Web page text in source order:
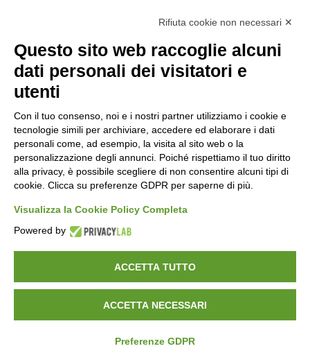
Per L’urbanistica Moderna
Muri Di Contenimento
Pignatte In Cemento
Accessori
Certificazioni
Molinaro Manufattipunta sulla qualità certificata,
con importanti attestazioni che garantiscono
prodotti e servizi all’avanguardia nel settore del
Rifiuta cookie non necessari ✕
Questo sito web raccoglie alcuni
dati personali dei visitatori e
utenti
Con il tuo consenso, noi e i nostri partner utilizziamo i cookie e
tecnologie simili per archiviare, accedere ed elaborare i dati
personali come, ad esempio, la visita al sito web o la
personalizzazione degli annunci. Poiché rispettiamo il tuo diritto
alla privacy, è possibile scegliere di non consentire alcuni tipi di
cookie. Clicca su preferenze GDPR per saperne di più.
Visualizza la Cookie Policy Completa
Powered by
ACCETTA TUTTO
ACCETTA NECESSARI
Preferenze GDPR